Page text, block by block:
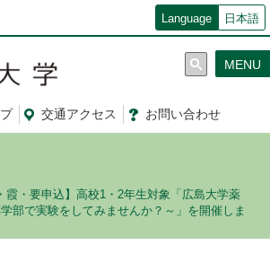
Language 日本語
交通アクセス お問い合わせ
MENU
霞・要申込】高校1・2年生対象「広島大学薬
部で実験をしてみませんか？～」を開催しま